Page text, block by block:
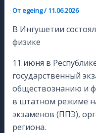
Отegeing/11.06.2026
В Ингушетии
физике
11 июня в
государственный
обществознанию и
в штатном режиме
экзаменов (ППЭ),
региона.